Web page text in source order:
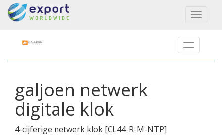
Toggle
galjoen netwerk
digitale klok
4-cijferige netwerk klok [CL44-R-M-NTP]